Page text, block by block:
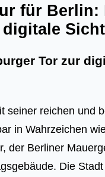
für Berlin:
Tor zur
seiner reichen und
in Wahrzeichen
der Berliner
Die